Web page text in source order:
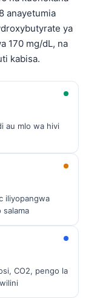
anayetumia
ya
170 mg/dL, na
kabisa.
au mlo wa hivi
iliyopangwa
CO2, pengo la